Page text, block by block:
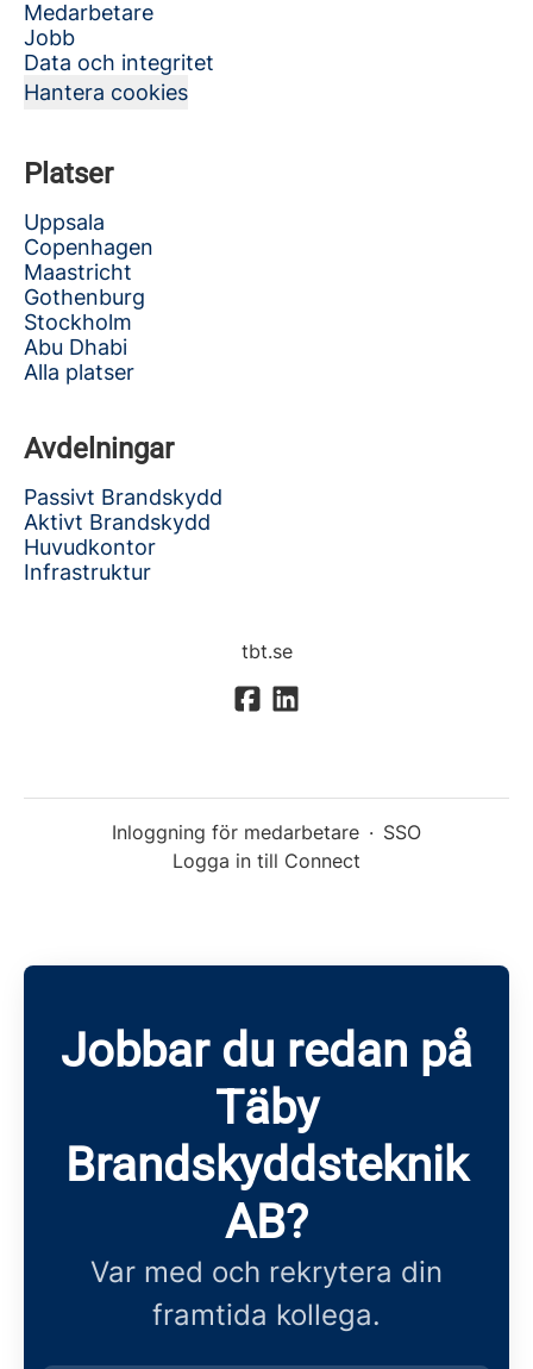
Medarbetare
Jobb
Data och integritet
Hantera cookies
Platser
Uppsala
Copenhagen
Maastricht
Gothenburg
Stockholm
Abu Dhabi
Alla platser
Avdelningar
Passivt Brandskydd
Aktivt Brandskydd
Huvudkontor
Infrastruktur
tbt.se
Inloggning för medarbetare · SSO
Logga in till Connect
Jobbar du redan på
Täby
Brandskyddsteknik
AB?
Var med och rekrytera din
framtida kollega.